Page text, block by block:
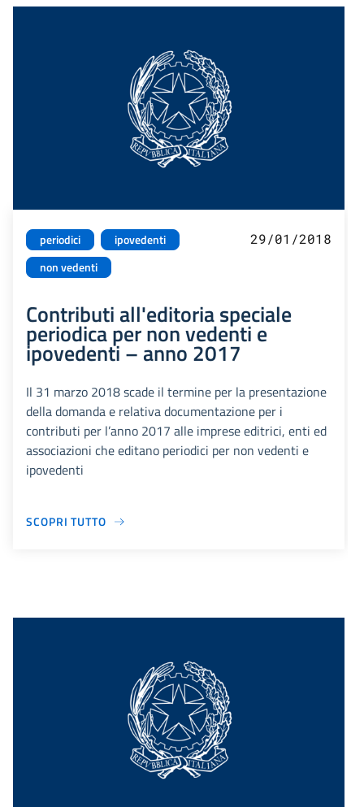
periodici
ipovedenti
non vedenti
29/01/2018
Contributi all'editoria speciale
periodica per non vedenti e
ipovedenti – anno 2017
Il 31 marzo 2018 scade il termine per la presentazione
della domanda e relativa documentazione per i
contributi per l’anno 2017 alle imprese editrici, enti ed
associazioni che editano periodici per non vedenti e
ipovedenti
SCOPRI TUTTO